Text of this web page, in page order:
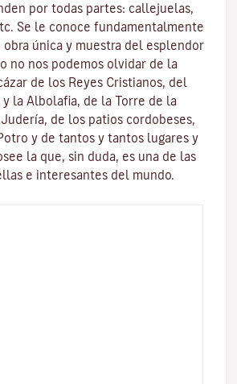
por todas partes: callejuelas,
Se le conoce fundamentalmente
obra única y muestra del esplendor
no nos podemos olvidar de la
de los Reyes Cristianos, del
y la Albolafia, de la Torre de la
de los patios cordobeses,
y de tantos y tantos lugares y
la que, sin duda, es una de las
e interesantes del mundo.